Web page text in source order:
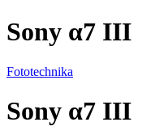
Sony α7 III
Fototechnika
Sony α7 III